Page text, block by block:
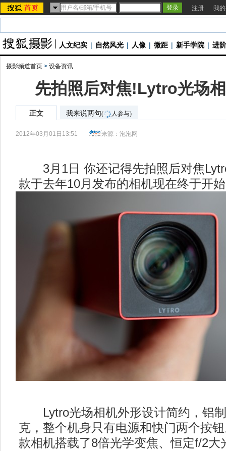
注册 我
人文纪实 | 自然风光 | 人像 | 微距 | 新手学院 | 进
摄影频道首页 > 设备资讯
先拍照后对焦!Lytro光场
正文 我来说两句( 人参与)
2012年03月01日13:51 来源：泡泡网
3月1日 你还记得先拍照后对焦
款于去年10月发布的相机现在终于开
Lytro光场相机外形设计简约，铝制
克，整个机身只有电源和快门两个按
款相机搭载了8倍光学变焦、恒定f/2大